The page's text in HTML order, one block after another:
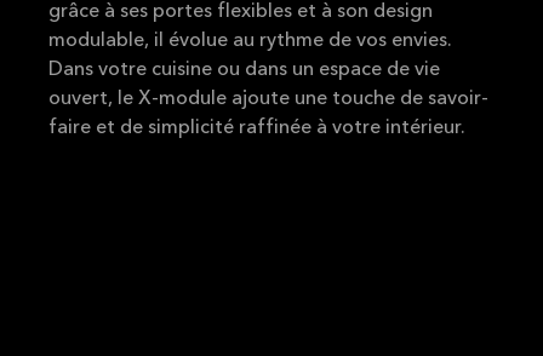
grâce à ses portes flexibles et à son design
modulable, il évolue au rythme de vos envies.
Dans votre cuisine ou dans un espace de vie
ouvert, le X-module ajoute une touche de savoir-
faire et de simplicité raffinée à votre intérieur.